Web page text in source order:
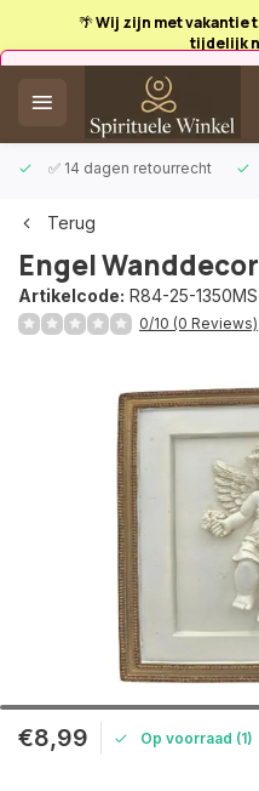
🌴 Wij zijn met vakantie
tijdelijk
✅ 14 dagen retourrecht
Afrekenen is
Terug
Engel
Artikelcode: R84-25-
0/10 (0 Reviews)
€8,99 Op voorraad (1)